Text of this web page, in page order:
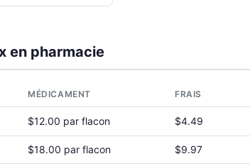
en pharmacie
MÉDICAMENT FRAIS
$12.00 par flacon $4.49
$18.00 par flacon $9.97